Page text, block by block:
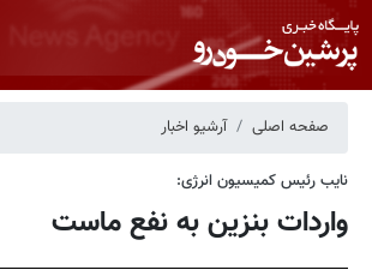
صفحه اصلی آرشیو اخبار
نایب رئیس کمیسیون انرژی:
واردات بنزین به نفع ماست